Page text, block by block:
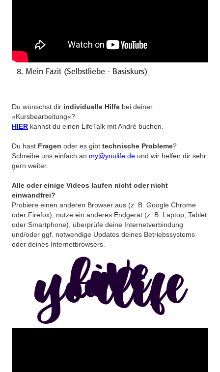
8. Mein Fazit (Selbstliebe - Basiskurs)
Du wünschst dir individuelle Hilfe bei deiner
»Kursbearbeitung«?
HIER kannst du einen LifeTalk mit André buchen.
Du hast Fragen oder es gibt technische Probleme?
Schreibe uns einfach an my@youlife.de und wir helfen dir sehr
gern weiter.
Alle oder einige Videos laufen nicht oder nicht
einwandfrei?
Probiere einen anderen Browser aus (z. B. Google Chrome
oder Firefox), nutze ein anderes Endgerät (z. B. Laptop, Tablet
oder Smartphone), überprüfe deine Internetverbindung
und/oder ggf. notwendige Updates deines Betriebssystems
oder deines Internetbrowsers.
live
youlife